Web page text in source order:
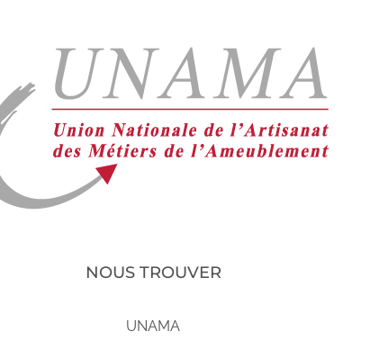
NOUS TROUVER
UNAMA